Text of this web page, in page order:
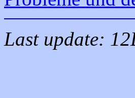
Last update: